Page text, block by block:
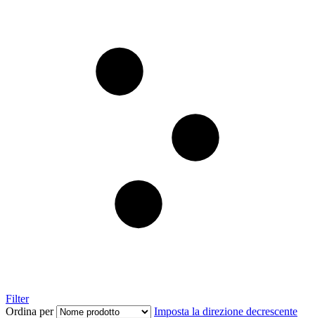
Filter
Ordina per
Imposta la direzione decrescente